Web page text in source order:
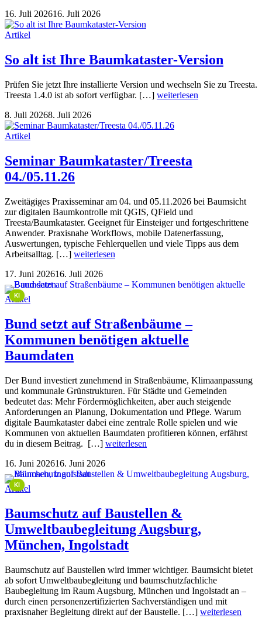
16. Juli 202616. Juli 2026
Artikel
So alt ist Ihre Baumkataster-Version
Prüfen Sie jetzt Ihre installierte Version und wechseln Sie zu Treesta.
Treesta 1.4.0 ist ab sofort verfügbar. […] weiterlesen
8. Juli 20268. Juli 2026
Artikel
Seminar Baumkataster/Treesta
04./05.11.26
Zweitägiges Praxisseminar am 04. und 05.11.2026 bei Baumsicht
zur digitalen Baumkontrolle mit QGIS, QField und
Treesta/Baumkataster. Geeignet für Einsteiger und fortgeschrittene
Anwender. Praxisnahe Workflows, mobile Datenerfassung,
Auswertungen, typische Fehlerquellen und viele Tipps aus dem
Arbeitsalltag. […] weiterlesen
17. Juni 202616. Juli 2026
This image is AI-generated or manipulated, disclosed under Article 50(4) of the EU AI Act.
KI
Artikel
Bund setzt auf Straßenbäume –
Kommunen benötigen aktuelle
Baumdaten
Der Bund investiert zunehmend in Straßenbäume, Klimaanpassung
und kommunale Grünstrukturen. Für Städte und Gemeinden
bedeutet das: Mehr Fördermöglichkeiten, aber auch steigende
Anforderungen an Planung, Dokumentation und Pflege. Warum
digitale Baumkataster dabei eine zentrale Rolle spielen und wie
Kommunen von aktuellen Baumdaten profitieren können, erfährst
du in diesem Beitrag. […] weiterlesen
16. Juni 202616. Juni 2026
This image is AI-generated or manipulated, disclosed under Article 50(4) of the EU AI Act.
KI
Artikel
Baumschutz auf Baustellen &
Umweltbaubegleitung Augsburg,
München, Ingolstadt
Baumschutz auf Baustellen wird immer wichtiger. Baumsicht bietet
ab sofort Umweltbaubegleitung und baumschutzfachliche
Baubegleitung im Raum Augsburg, München und Ingolstadt an –
durch einen personenzertifizierten Sachverständigen und mit
praxisnaher Begleitung direkt auf der Baustelle. […] weiterlesen